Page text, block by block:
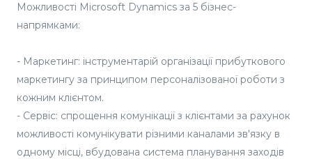
Можливості Microsoft Dynamics за 5 бізнес-
напрямками:
- Маркетинг: інструментарій організації прибуткового
маркетингу за принципом персоналізованої роботи з
кожним клієнтом.
- Сервіс: спрощення комунікації з клієнтами за рахунок
можливості комунікувати різними каналами зв'язку в
одному місці, вбудована система планування заходів